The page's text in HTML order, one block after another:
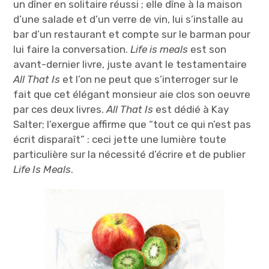
un dîner en solitaire réussi ; elle dîne à la maison
d’une salade et d’un verre de vin, lui s’installe au
bar d’un restaurant et compte sur le barman pour
lui faire la conversation.Life is meals est son
avant-dernier livre, juste avant le testamentaire
All That Is et l’on ne peut que s’interroger sur le
fait que cet élégant monsieur aie clos son oeuvre
par ces deux livres.All That Is est dédié à Kay
Salter; l’exergue affirme que “tout ce qui n’est pas
écrit disparaît” : ceci jette une lumière toute
particulière sur la nécessité d’écrire et de publier
Life Is Meals.